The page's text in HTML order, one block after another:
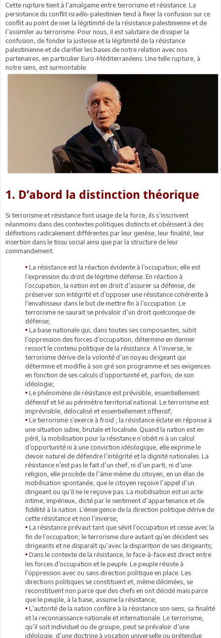
Cette rupture tient à l’amalgame entre terrorisme et résistance. La
persistance du conflit israélo-palestinien tend à fixer la confusion sur ce
conflit au point de nier la légitimité de la résistance palestinienne et de
l’assimiler au terrorisme. Pour nous, il est salutaire de dissiper la
confusion, de fonder la justesse et la légitimité de la résistance
palestinienne et de clarifier les bases de notre relation avec nos
partenaires, en particulier Euro-Méditerranéens. Une telle rupture, à
notre sens, est surmontable.
1. D’abord la distinction théorique
Si terrorisme et résistance font usage de la force, ils s’inscrivent
néanmoins dans des contextes politiques distincts et obéissent à des
définitions radicalement différentes par leur genèse, leur finalité, leur
insertion dans le tissu social ainsi que par la structure de leur
commandement.
• La résistance est la réaction évidente à l’occupation; elle est
l’expression du droit de légitime défense. En réaction à
l’occupation, la nation est en droit d’assurer sa défense, de
préserver son intégrité et d’opposer une résistance cohérente à
l’envahisseur dans le but de mettre fin à l’occupation. Le
terrorisme ne saurait se prévaloir d’un droit quelconque de
défense;
• La base nationale qui, dans toutes ses composantes, subit
l’oppression des forces d’occupation, détermine en dernier
ressort le contenu politique de la résistance. A l’inverse, le
terrorisme dérive de la volonté d’un noyau dirigeant qui
détermine et modifie à son gré son programme et ses exigences
en fonction de ses calculs d’opportunité et, parfois, de son
idéologie;
• Le phénomène de résistance est prévisible, essentiellement
défensif et lié au périmètre territorial national. Le terrorisme est
imprévisible, délocalisé et essentiellement offensif;
• Le terrorisme s’exerce à froid ; la résistance éclate en réponse à
une situation subie, brutale et localisée. Quand la nation est en
péril, la mobilisation pour la résistance n’obéit ni à un calcul
d’opportunité ni à une conviction idéologique, elle exprime le
devoir naturel de défendre l’intégrité et la dignité nationales. La
résistance n’est pas le fait d’un chef, ni d’un parti, ni d’une
religion, elle procède de l’âme même du citoyen, en un élan de
mobilisation spontanée, que le citoyen reçoive l’appel d’un
dirigeant ou qu’il ne le reçoive pas. La mobilisation est un acte
intime, impérieux, dicté par le sentiment d’appartenance et de
fidélité à la nation. L’émergence de la direction politique dérive de
cette résistance et non l’inverse;
• La résistance prévaut tant que sévit l’occupation et cesse avec la
fin de l’occupation; le terrorisme dure autant qu’en décident ses
dirigeants et ne disparaît qu’avec la disparition de ses dirigeants;
• Dans le contexte de la résistance, le face-à-face est direct entre
les forces d’occupation et le peuple. Le peuple résiste à
l’oppression avec ou sans direction politique en place. Les
directions politiques se constituent et, même décimées, se
reconstituent non parce que des chefs en ont décidé mais parce
que le peuple, à la base, assume la résistance;
• L’autorité de la nation confère à la résistance son sens, sa finalité
et la reconnaissance nationale et internationale. Le terrorisme,
qu’il soit individuel ou de groupe, peut se prévaloir d’une
idéologie, d’une doctrine à vocation universelle ou prétendue